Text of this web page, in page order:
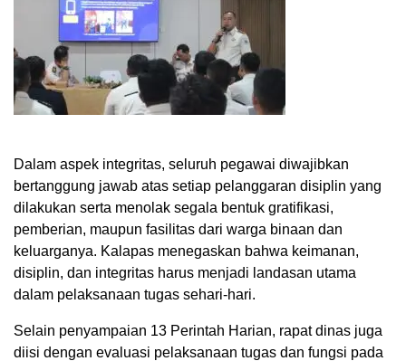
Dalam aspek integritas, seluruh pegawai diwajibkan
bertanggung jawab atas setiap pelanggaran disiplin yang
dilakukan serta menolak segala bentuk gratifikasi,
pemberian, maupun fasilitas dari warga binaan dan
keluarganya. Kalapas menegaskan bahwa keimanan,
disiplin, dan integritas harus menjadi landasan utama
dalam pelaksanaan tugas sehari-hari.
Selain penyampaian 13 Perintah Harian, rapat dinas juga
diisi dengan evaluasi pelaksanaan tugas dan fungsi pada